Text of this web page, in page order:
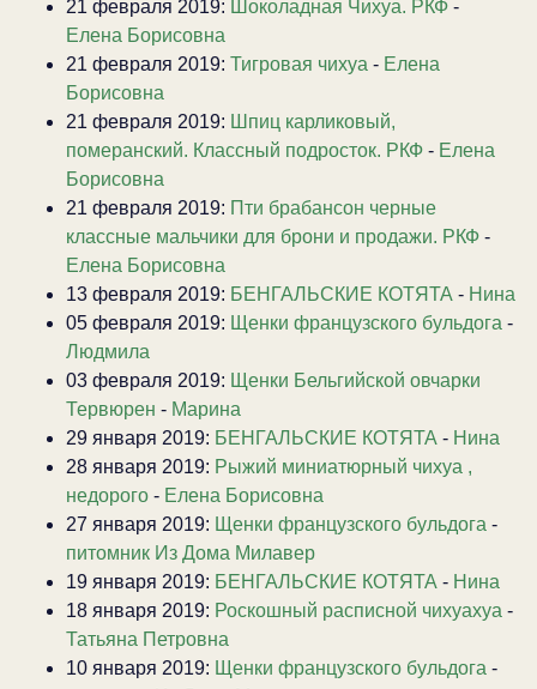
21 февраля 2019: Шоколадная Чихуа. РКФ -
Елена Борисовна
21 февраля 2019: Тигровая чихуа - Елена
Борисовна
21 февраля 2019: Шпиц карликовый,
померанский. Классный подросток. РКФ - Елена
Борисовна
21 февраля 2019: Пти брабансон черные
классные мальчики для брони и продажи. РКФ -
Елена Борисовна
13 февраля 2019: БЕНГАЛЬСКИЕ КОТЯТА - Нина
05 февраля 2019: Щенки французского бульдога -
Людмила
03 февраля 2019: Щенки Бельгийской овчарки
Тервюрен - Марина
29 января 2019: БЕНГАЛЬСКИЕ КОТЯТА - Нина
28 января 2019: Рыжий миниатюрный чихуа ,
недорого - Елена Борисовна
27 января 2019: Щенки французского бульдога -
питомник Из Дома Милавер
19 января 2019: БЕНГАЛЬСКИЕ КОТЯТА - Нина
18 января 2019: Роскошный расписной чихуахуа -
Татьяна Петровна
10 января 2019: Щенки французского бульдога -